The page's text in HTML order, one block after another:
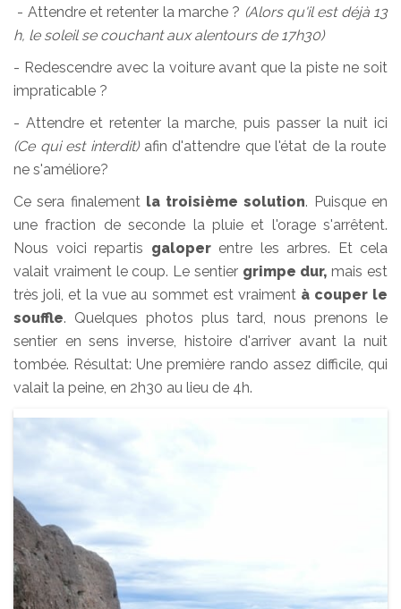
- Attendre et retenter la marche ? (Alors qu'il est déjà 13
h, le soleil se couchant aux alentours de 17h30)
- Redescendre avec la voiture avant que la piste ne soit
impraticable ?
- Attendre et retenter la marche, puis passer la nuit ici
(Ce qui est interdit) afin d'attendre que l'état de la route
ne s'améliore?
Ce sera finalementla troisième solution. Puisque en
une fraction de seconde la pluie et l'orage s'arrêtent.
Nous voici repartis galoperentre les arbres. Et cela
valait vraiment le coup. Le sentier grimpe dur, mais est
très joli, et la vue au sommet est vraiment à couper le
souffle. Quelques photos plus tard, nous prenons le
sentier en sens inverse, histoire d'arriver avant la nuit
tombée. Résultat: Une première rando assez difficile, qui
valait la peine, en 2h30 au lieu de 4h.